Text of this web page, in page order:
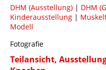
DHM (Ausstellung) | DHM
Kinderausstellung |
Modell
Fotografie
Teilansicht,